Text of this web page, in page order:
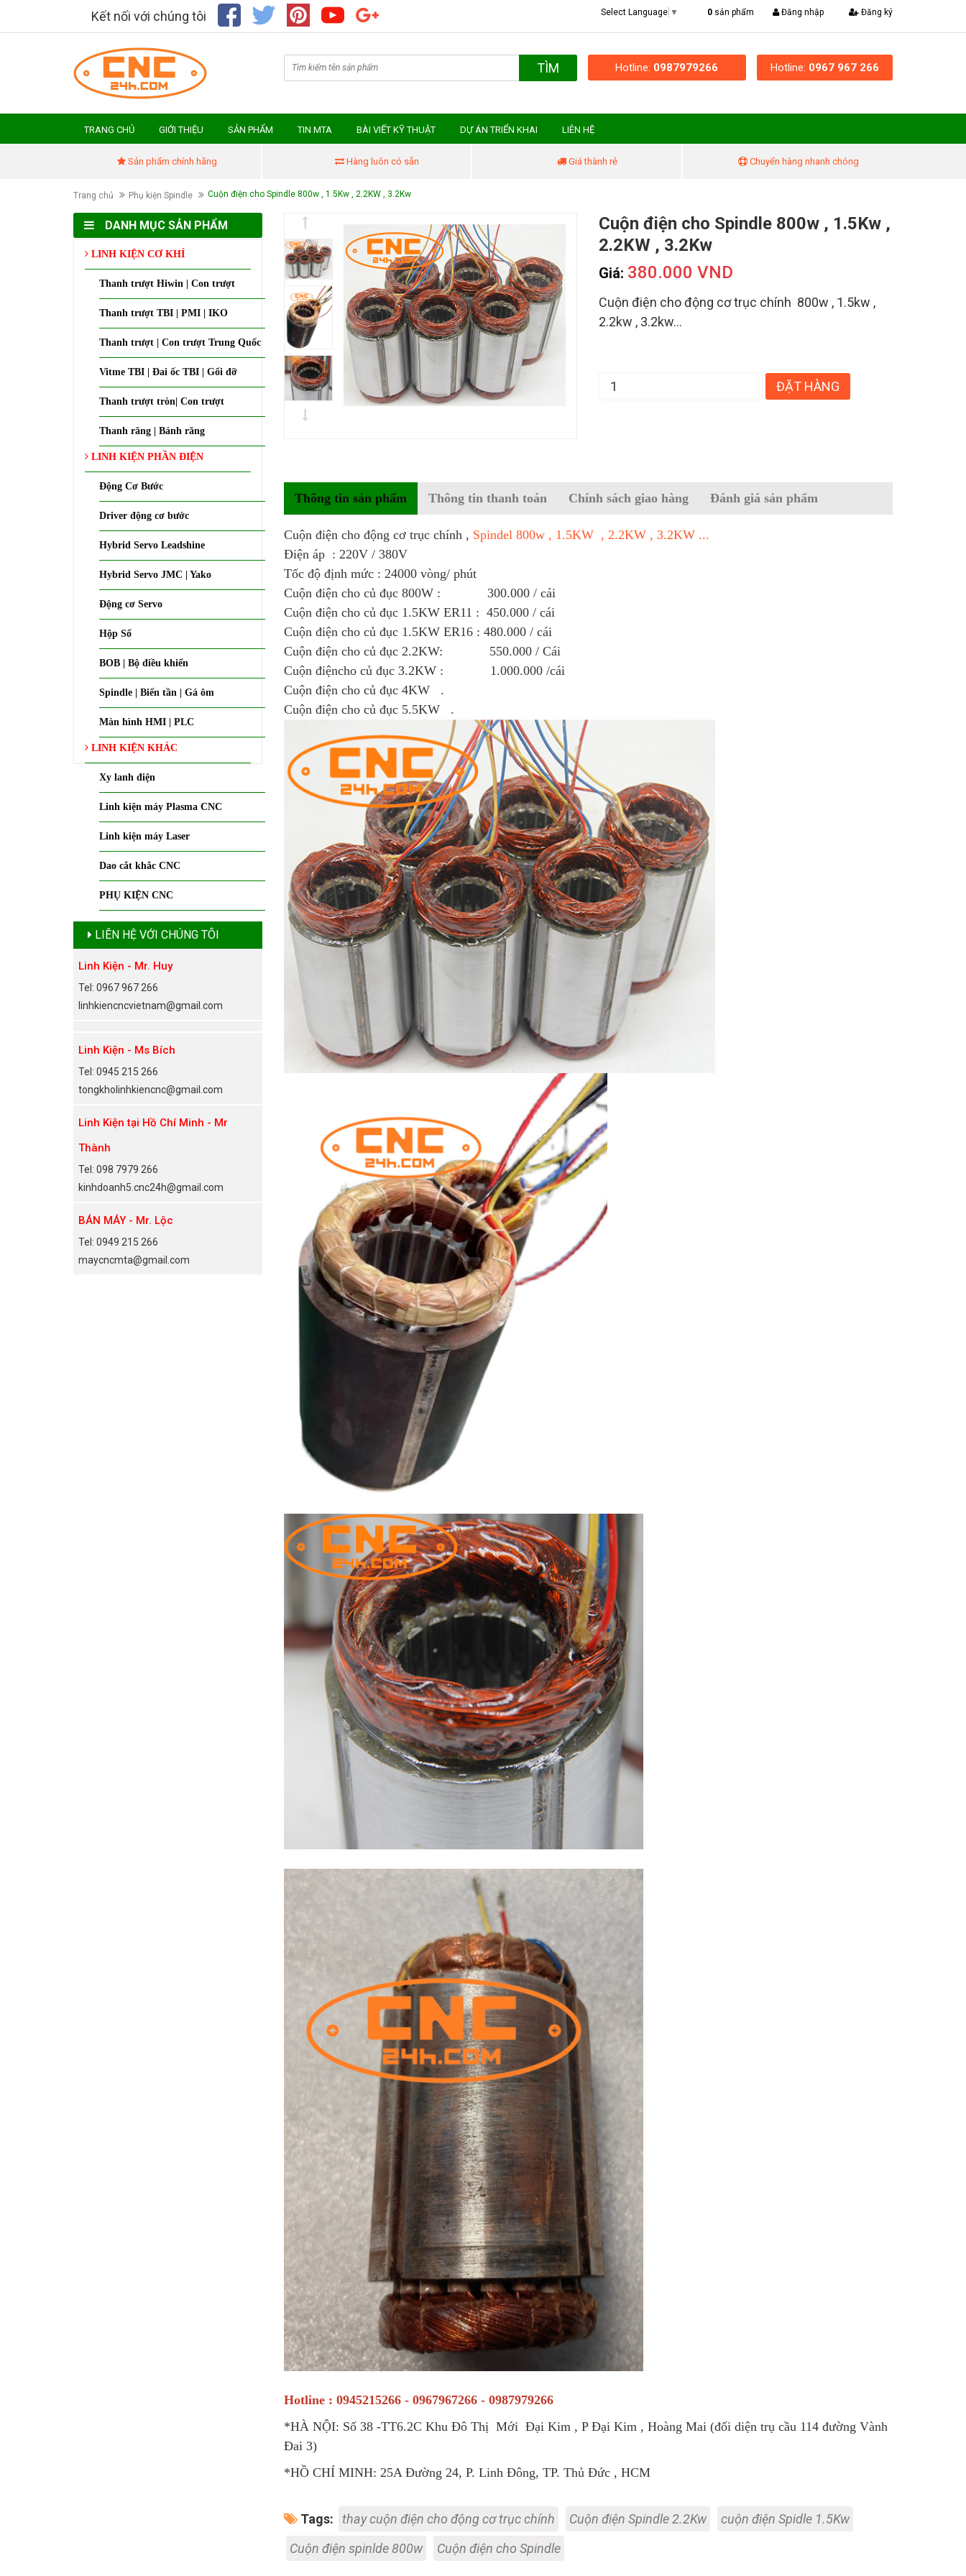
Kết nối với chúng tôi Select Language ▼ 0 sản phẩm Đăng nhập Đăng ký
TÌM Hotline: 0987979266 Hotline: 0967 967 266
TRANG CHỦ GIỚI THIỆU SẢN PHẨM TIN MTA BÀI VIẾT KỸ THUẬT DỰ ÁN TRIỂN KHAI LIÊN HỆ
Sản phẩm chính hãng Hàng luôn có sẵn Giá thành rẻ Chuyển hàng nhanh chóng
Trang chủ Phụ kiện Spindle Cuộn điện cho Spindle 800w , 1.5Kw , 2.2KW , 3.2Kw
DANH MỤC SẢN PHẨM
LINH KIỆN CƠ KHÍ
Thanh trượt Hiwin | Con trượt
Thanh trượt TBI | PMI | IKO
Thanh trượt | Con trượt Trung Quốc
Vitme TBI | Đai ốc TBI | Gối đỡ
Thanh trượt tròn| Con trượt
Thanh răng | Bánh răng
LINH KIỆN PHẦN ĐIỆN
Động Cơ Bước
Driver động cơ bước
Hybrid Servo Leadshine
Hybrid Servo JMC | Yako
Động cơ Servo
Hộp Số
BOB | Bộ điều khiển
Spindle | Biến tần | Gá ôm
Màn hình HMI | PLC
LINH KIỆN KHÁC
Xy lanh điện
Linh kiện máy Plasma CNC
Linh kiện máy Laser
Dao cắt khắc CNC
PHỤ KIỆN CNC
LIÊN HỆ VỚI CHÚNG TÔI
Linh Kiện - Mr. Huy
Tel: 0967 967 266
linhkiencncvietnam@gmail.com
Linh Kiện - Ms Bích
Tel: 0945 215 266
tongkholinhkiencnc@gmail.com
Linh Kiện tại Hồ Chí Minh - Mr
Thành
Tel: 098 7979 266
kinhdoanh5.cnc24h@gmail.com
BÁN MÁY - Mr. Lộc
Tel: 0949 215 266
maycncmta@gmail.com
Cuộn điện cho Spindle 800w , 1.5Kw ,
2.2KW , 3.2Kw
Giá: 380.000 VND
Cuộn điện cho động cơ trục chính 800w , 1.5kw ,
2.2kw , 3.2kw...
ĐẶT HÀNG
Thông tin sản phẩm Thông tin thanh toán Chính sách giao hàng Đánh giá sản phẩm
Cuộn điện cho động cơ trục chính , Spindel 800w , 1.5KW , 2.2KW , 3.2KW ...
Điện áp : 220V / 380V
Tốc độ định mức : 24000 vòng/ phút
Cuộn điện cho củ đục 800W : 300.000 / cái
Cuộn điện cho củ đục 1.5KW ER11 : 450.000 / cái
Cuộn điện cho củ đục 1.5KW ER16 : 480.000 / cái
Cuộn điện cho củ đục 2.2KW: 550.000 / Cái
Cuộn điệncho củ đục 3.2KW : 1.000.000 /cái
Cuộn điện cho củ đục 4KW .
Cuộn điện cho củ đục 5.5KW .
Hotline : 0945215266 - 0967967266 - 0987979266
*HÀ NỘI: Số 38 -TT6.2C Khu Đô Thị Mới Đại Kim , P Đại Kim , Hoàng Mai (đối diện trụ cầu 114 đường Vành
Đai 3)
*HỒ CHÍ MINH: 25A Đường 24, P. Linh Đông, TP. Thủ Đức , HCM
Tags: thay cuộn điện cho động cơ trục chính Cuộn điện Spindle 2.2Kw
cuộn điện Spidle 1.5Kw
Cuộn điện spinlde 800w
Cuộn điện cho Spindle